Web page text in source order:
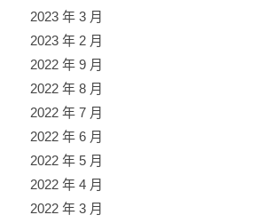
2023 年 3 月
2023 年 2 月
2022 年 9 月
2022 年 8 月
2022 年 7 月
2022 年 6 月
2022 年 5 月
2022 年 4 月
2022 年 3 月